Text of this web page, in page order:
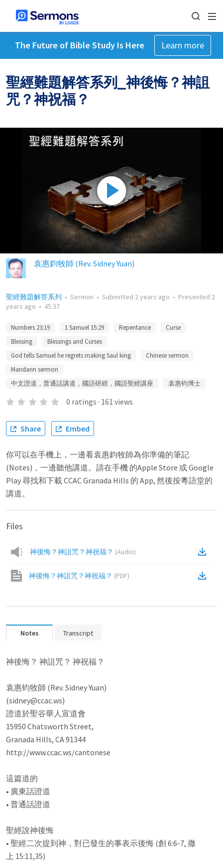
The Future of Bible Study Is Here Learn more
聖經難題解答系列_神後悔？神詛
咒？神祝福？
袁惠鈞牧師 (Rev. Sidney Yuan)
聖經難題解答系列 • Sermon • Submitted 2 years ago • Presented 2
years ago • 45:37
Numbers 23:19 1 Samuel 15:29 Repentance
Curse
Blessing
Blessings and Curses
God tells Samuel he regrets making Saul king
Chinese sermon
Mandarin sermon
中文證道，普通話講道，國語研經，國語聖經講座
袁惠钧博士
0 ratings · 161 views
Share Embed
你可以在手機上，一邊看袁惠鈞牧師為你準備的筆記
(Notes)，一邊聽他講道。請在手機 的Apple Store 或 Google
Play 尋找和下載 CCAC Granada Hills 的 App, 然後按粵語堂的
講道。
Files
神後悔？神詛咒？神祝福？ (Audio)
神後悔？神詛咒？神祝福？ (PDF)
Notes Transcript
神後悔？ 神詛咒？ 神祝福？
袁惠钧牧師 (Rev. Sidney Yuan)
(sidney@ccac.ws)
證道於聖谷華人宣道會
15950 Chatsworth Street,
Granada Hills, CA 91344
http://www.ccac.ws/cantonese
這篇道的
• 廣東話證道
• 普通話證道
聖經說神後悔
• 聖經二次提到神，對已發生的事表示後悔 (創 6:6-7, 撒
上 15:11,35)